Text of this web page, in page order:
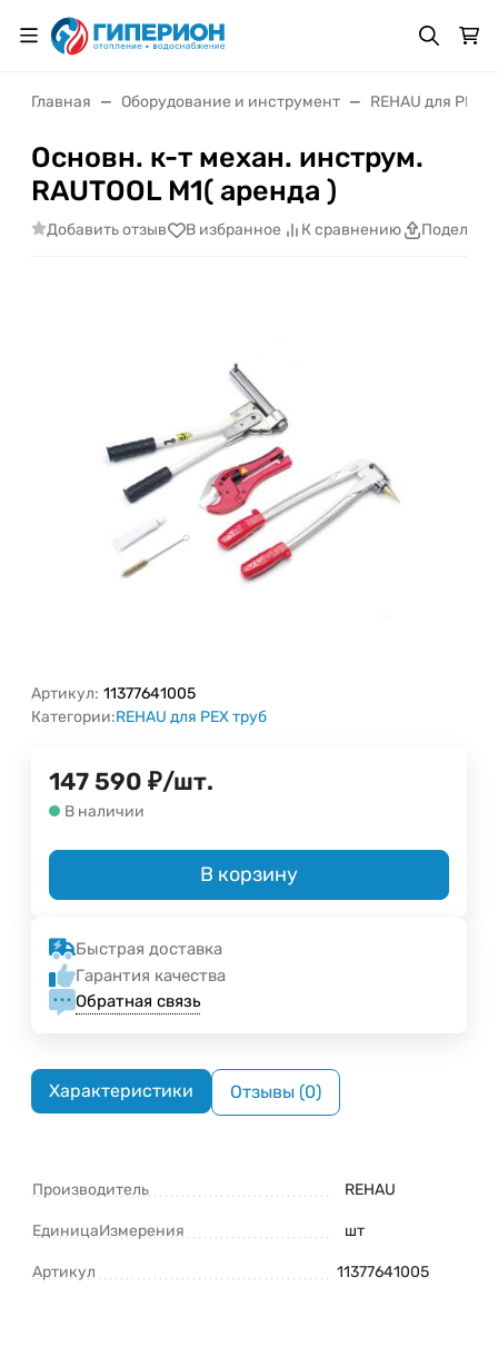
Главная Оборудование и инструмент REHAU для PEX
Основн. к-т механ. инструм.
RAUTOOL M1( аренда )
Добавить отзыв В избранное К сравнению
Артикул: 11377641005
Категории:REHAU для PEX труб
147 590 ₽/шт.
В наличии
В корзину
Быстрая доставка
Гарантия качества
Обратная связь
Характеристики Отзывы (0)
Производитель REHAU
ЕдиницаИзмерения шт
Артикул 11377641005